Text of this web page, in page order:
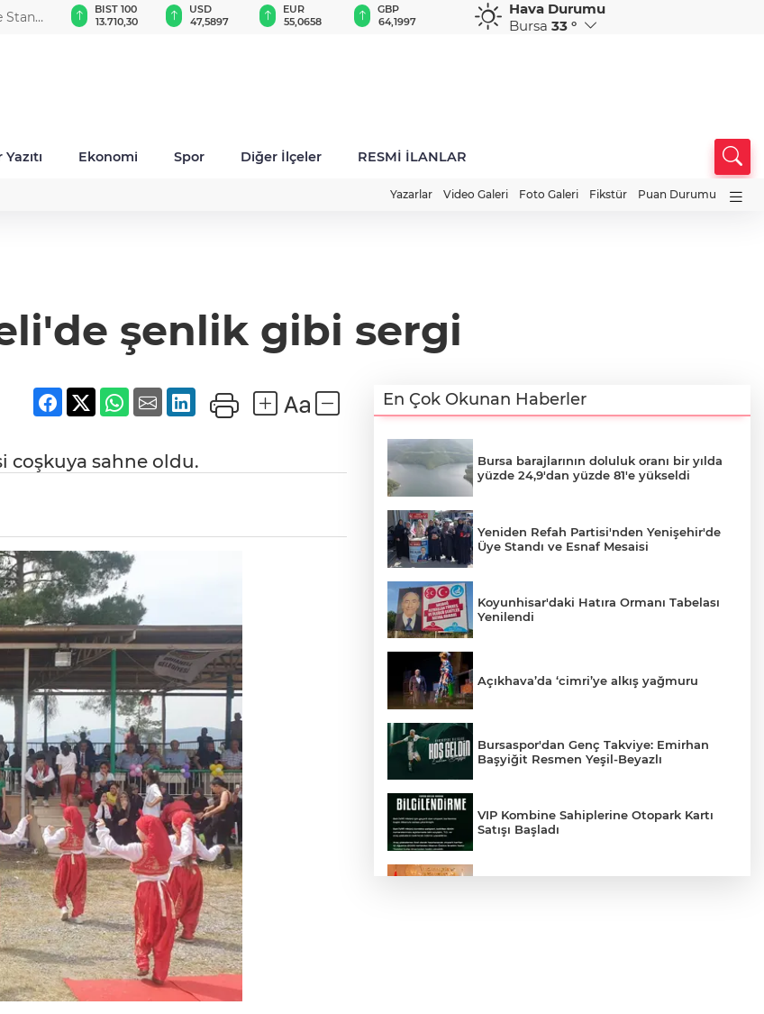
GAU/TRY
6.522,26
BIST 100
13.710,30
USD
47,5897
EUR
55,0658
GBP
64,1997
CHF
58,8505
CAD
33,9582
Hava Durumu
Bursa 33 °
Ekonomi Spor Diğer İlçeler RESMİ İLANLAR
Yazarlar Video Galeri Foto Galeri Fikstür Puan Durumu
şenlik gibi sergi
coşkuya sahne oldu.
En Çok Okunan Haberler
Bursa barajlarının doluluk oranı bir yılda
yüzde 24,9'dan yüzde 81'e yükseldi
Yeniden Refah Partisi'nden Yenişehir'de
Üye Standı ve Esnaf Mesaisi
Koyunhisar'daki Hatıra Ormanı Tabelası
Yenilendi
Açıkhava’da ‘cimri’ye alkış yağmuru
Bursaspor'dan Genç Takviye: Emirhan
Başyiğit Resmen Yeşil-Beyazlı
VIP Kombine Sahiplerine Otopark Kartı
Satışı Başladı